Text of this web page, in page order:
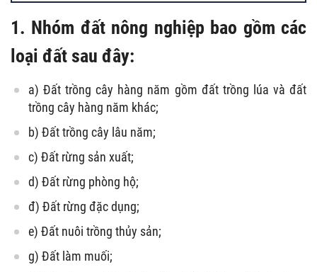
1. Nhóm đất nông nghiệp bao gồm các
loại đất sau đây:
a) Đất trồng cây hàng năm gồm đất trồng lúa và đất
trồng cây hàng năm khác;
b) Đất trồng cây lâu năm;
c) Đất rừng sản xuất;
d) Đất rừng phòng hộ;
đ) Đất rừng đặc dụng;
e) Đất nuôi trồng thủy sản;
g) Đất làm muối;